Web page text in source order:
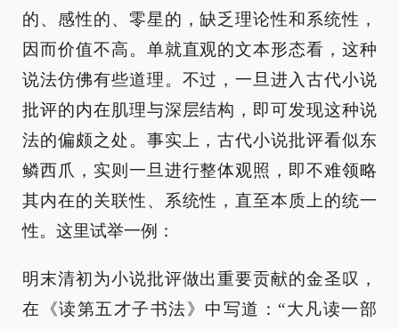
的、感性的、零星的，缺乏理论性和系统性，
因而价值不高。单就直观的文本形态看，这种
说法仿佛有些道理。不过，一旦进入古代小说
批评的内在肌理与深层结构，即可发现这种说
法的偏颇之处。事实上，古代小说批评看似东
鳞西爪，实则一旦进行整体观照，即不难领略
其内在的关联性、系统性，直至本质上的统一
性。这里试举一例：
明末清初为小说批评做出重要贡献的金圣叹，
在《读第五才子书法》中写道：“大凡读一部